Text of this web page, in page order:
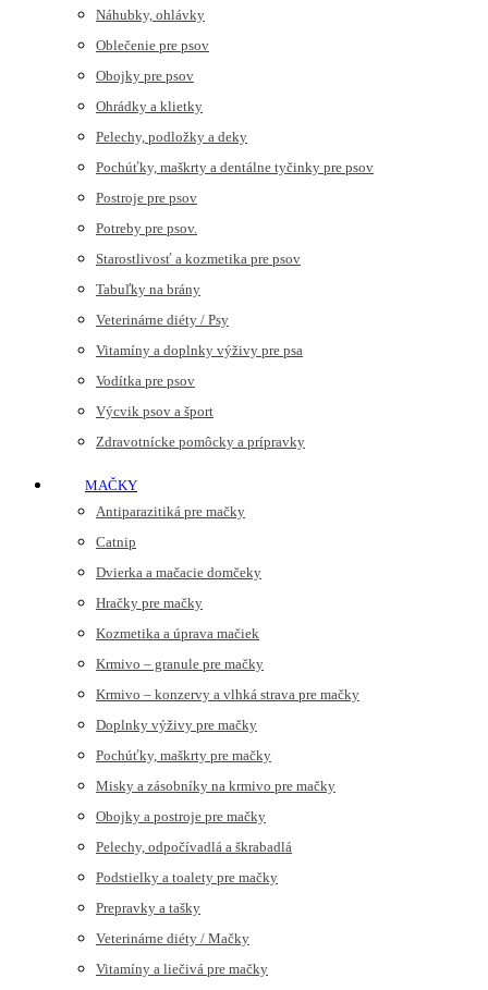
Náhubky, ohlávky
Oblečenie pre psov
Obojky pre psov
Ohrádky a klietky
Pelechy, podložky a deky
Pochúťky, maškrty a dentálne tyčinky pre psov
Postroje pre psov
Potreby pre psov.
Starostlivosť a kozmetika pre psov
Tabuľky na brány
Veterinárne diéty / Psy
Vitamíny a doplnky výživy pre psa
Vodítka pre psov
Výcvik psov a šport
Zdravotnícke pomôcky a prípravky
MAČKY
Antiparazitiká pre mačky
Catnip
Dvierka a mačacie domčeky
Hračky pre mačky
Kozmetika a úprava mačiek
Krmivo – granule pre mačky
Krmivo – konzervy a vlhká strava pre mačky
Doplnky výživy pre mačky
Pochúťky, maškrty pre mačky
Misky a zásobníky na krmivo pre mačky
Obojky a postroje pre mačky
Pelechy, odpočívadlá a škrabadlá
Podstielky a toalety pre mačky
Prepravky a tašky
Veterinárne diéty / Mačky
Vitamíny a liečivá pre mačky